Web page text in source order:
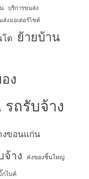
บริการขนส่ง
ส่งมอเตอร์ไซค์
โด ย้ายบ้าน
ง
รถรับจ้าง
งขอนแก่น
จ้าง ส่งของชิ้นใหญ่
กไบค์